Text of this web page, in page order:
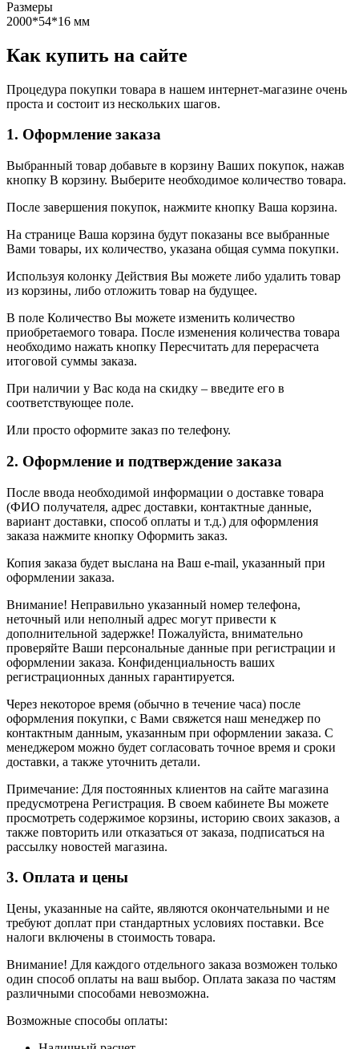
Размеры
2000*54*16 мм
Как купить на сайте
Процедура покупки товара в нашем интернет-магазине очень
проста и состоит из нескольких шагов.
1. Оформление заказа
Выбранный товар добавьте в корзину Ваших покупок, нажав
кнопку В корзину. Выберите необходимое количество товара.
После завершения покупок, нажмите кнопку Ваша корзина.
На странице Ваша корзина будут показаны все выбранные
Вами товары, их количество, указана общая сумма покупки.
Используя колонку Действия Вы можете либо удалить товар
из корзины, либо отложить товар на будущее.
В поле Количество Вы можете изменить количество
приобретаемого товара. После изменения количества товара
необходимо нажать кнопку Пересчитать для перерасчета
итоговой суммы заказа.
При наличии у Вас кода на скидку – введите его в
соответствующее поле.
Или просто оформите заказ по телефону.
2. Оформление и подтверждение заказа
После ввода необходимой информации о доставке товара
(ФИО получателя, адрес доставки, контактные данные,
вариант доставки, способ оплаты и т.д.) для оформления
заказа нажмите кнопку Оформить заказ.
Копия заказа будет выслана на Ваш e-mail, указанный при
оформлении заказа.
Внимание! Неправильно указанный номер телефона,
неточный или неполный адрес могут привести к
дополнительной задержке! Пожалуйста, внимательно
проверяйте Ваши персональные данные при регистрации и
оформлении заказа. Конфиденциальность ваших
регистрационных данных гарантируется.
Через некоторое время (обычно в течение часа) после
оформления покупки, с Вами свяжется наш менеджер по
контактным данным, указанным при оформлении заказа. С
менеджером можно будет согласовать точное время и сроки
доставки, а также уточнить детали.
Примечание: Для постоянных клиентов на сайте магазина
предусмотрена Регистрация. В своем кабинете Вы можете
просмотреть содержимое корзины, историю своих заказов, а
также повторить или отказаться от заказа, подписаться на
рассылку новостей магазина.
3. Оплата и цены
Цены, указанные на сайте, являются окончательными и не
требуют доплат при стандартных условиях поставки. Все
налоги включены в стоимость товара.
Внимание! Для каждого отдельного заказа возможен только
один способ оплаты на ваш выбор. Оплата заказа по частям
различными способами невозможна.
Возможные способы оплаты: